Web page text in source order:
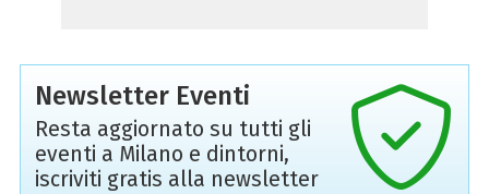
Newsletter Eventi
Resta aggiornato su tutti gli
eventi a Milano e dintorni,
iscriviti gratis alla newsletter